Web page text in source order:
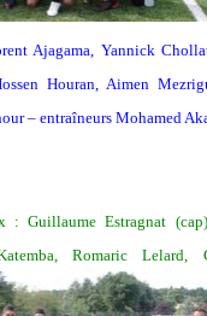
Ajagama, Yannick
Houran, Aimen
– entraîneurs Mohamed
: Guillaume Estragnat
Romaric Lelard,